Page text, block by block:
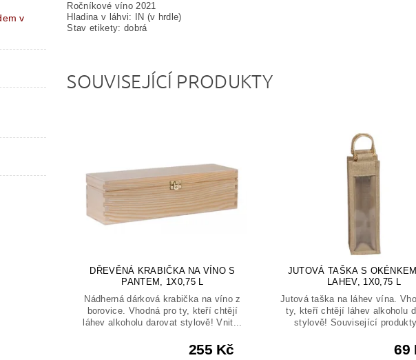
v
Ročníkové víno 2021
Hladina v láhvi: IN (v hrdle)
Stav etikety: dobrá
SOUVISEJÍCÍ PRODUKTY
DŘEVĚNÁ KRABIČKA NA VÍNO S
PANTEM, 1X0,75 L
Nádherná dárková krabička na víno z
borovice. Vhodná pro ty, kteří chtějí
láhev alkoholu darovat stylově! Vnit...
255 Kč
JUTOVÁ TAŠKA S
LAHEV, 1X0,75 L
Jutová taška na láhev vína.
ty, kteří chtějí láhev alkoholu
stylově! Související
69